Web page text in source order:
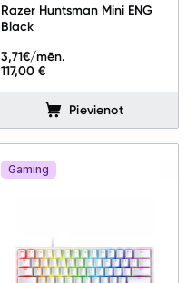
Razer Huntsman Mini ENG
Black
117,00 €
3,71€/mēn.
Pievienot
Gaming